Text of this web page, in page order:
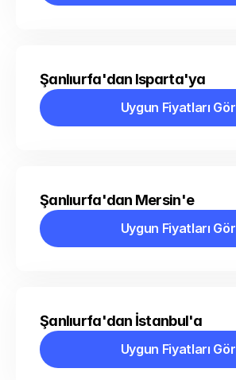
Şanlıurfa'dan Isparta'ya
Uygun Fiyatları Gör
Uygun Fiyatları Gör
Şanlıurfa'dan Mersin'e
Uygun Fiyatları Gör
Uygun Fiyatları Gör
Şanlıurfa'dan İstanbul'a
Uygun Fiyatları Gör
Uygun Fiyatları Gör